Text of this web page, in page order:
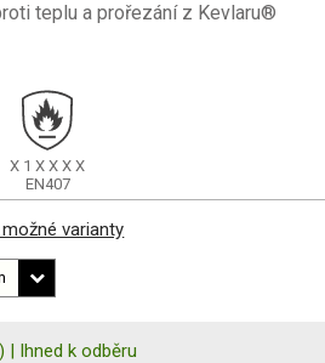
teplu a prořezání z Kevlaru®
X 1XXXX
EN407
varianty
| Ihned k odběru